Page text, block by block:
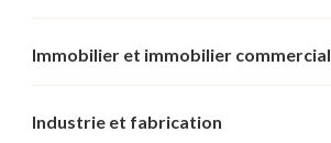
Immobilier et immobilier commercial
Industrie et fabrication